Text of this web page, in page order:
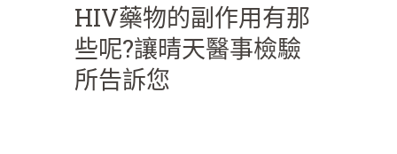
HIV藥物的副作用有那
些呢?讓晴天醫事檢驗
所告訴您